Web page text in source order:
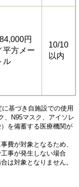
円
平方メー
ル
10/10
以内
基づき自施設での使用
、N95マスク、アイソレ
を備蓄する医療機関が
費が対象となるため、
事が発生しない場合
は対象となりません。